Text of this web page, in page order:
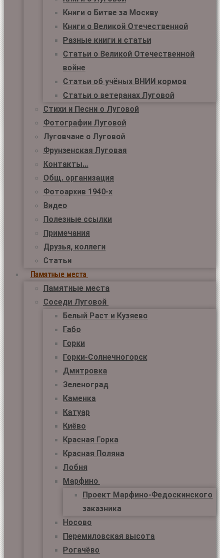
Книги о Битве за Москву
Книги о Великой Отечественной
Разные книги и статьи
Статьи о Великой Отечественной
войне
Статьи об учёных ВНИИ кормов
Статьи о ветеранах Луговой
Стихи и Песни о Луговой
Фотографии Луговой
Луговчане о Луговой
Фрунзенская Луговая
Контакты…
Общ. организация
Фотоархив 1940-х
Видео
Полезные ссылки
Примечания
Друзья, коллеги
Статьи
Памятные места
Памятные места
Соседи Луговой
Белый Раст и Кузяево
Габо
Горки
Горки-Солнечногорск
Дмитровка
Зеленоград
Каменка
Катуар
Киёво
Красная Горка
Красная Поляна
Лобня
Марфино
Проект Марфино-Федоскинского
заказника
Носово
Перемиловская высота
Рогачёво